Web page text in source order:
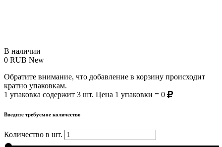
В наличии
0 RUB New
Обратите внимание, что добавление в корзину происходит
кратно упаковкам.
1 упаковка содержит 3 шт. Цена 1 упаковки = 0
Введите требуемое количество
Количество в шт.